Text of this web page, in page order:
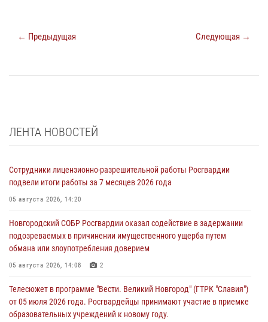
← Предыдущая Следующая →
ЛЕНТА НОВОСТЕЙ
Сотрудники лицензионно-разрешительной работы Росгвардии
подвели итоги работы за 7 месяцев 2026 года
05 августа 2026, 14:20
Новгородский СОБР Росгвардии оказал содействие в задержании
подозреваемых в причинении имущественного ущерба путем
обмана или злоупотребления доверием
05 августа 2026, 14:08 2
Телесюжет в программе "Вести. Великий Новгород" (ГТРК "Славия")
от 05 июля 2026 года. Росгвардейцы принимают участие в приемке
образовательных учреждений к новому году.